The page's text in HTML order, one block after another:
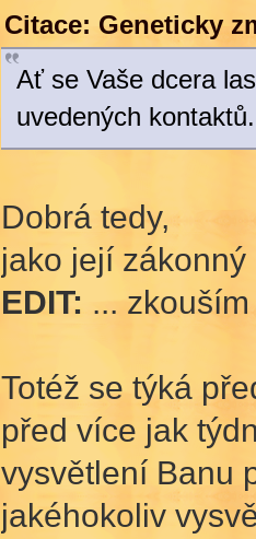
Citace: Geneticky
Ať se Vaše dcera
uvedených kontaktů.
Dobrá tedy,
jako její
EDIT: ...
Totéž se týká
před více jak
vysvětlení Banu
jakéhokoliv